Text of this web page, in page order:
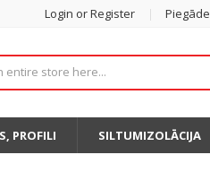
Login or Register Piegāde
PROFILI SILTUMIZOLĀCIJA